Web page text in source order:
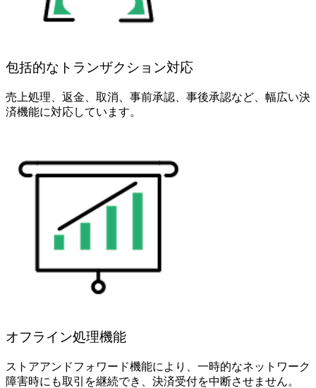
包括的なトランザクション対応
売上処理、返金、取消、事前承認、事後承認など、幅広い決
済機能に対応しています。
オフライン処理機能
ストアアンドフォワード機能により、一時的なネットワーク
障害時にも取引を継続でき、決済受付を中断させません。